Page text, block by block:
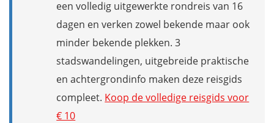
een volledig uitgewerkte rondreis van 16
dagen en verken zowel bekende maar ook
minder bekende plekken. 3
stadswandelingen, uitgebreide praktische
en achtergrondinfo maken deze reisgids
compleet. Koop de volledige reisgids voor
€ 10